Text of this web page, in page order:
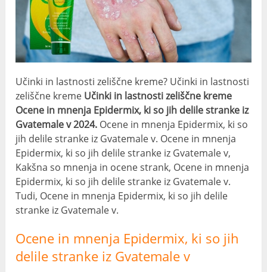
Učinki in lastnosti zeliščne kreme? Učinki in lastnosti
zeliščne kreme Učinki in lastnosti zeliščne kreme
Ocene in mnenja Epidermix, ki so jih delile stranke iz
Gvatemale v 2024. Ocene in mnenja Epidermix, ki so
jih delile stranke iz Gvatemale v. Ocene in mnenja
Epidermix, ki so jih delile stranke iz Gvatemale v,
Kakšna so mnenja in ocene strank, Ocene in mnenja
Epidermix, ki so jih delile stranke iz Gvatemale v.
Tudi, Ocene in mnenja Epidermix, ki so jih delile
stranke iz Gvatemale v.
Ocene in mnenja Epidermix, ki so jih
delile stranke iz Gvatemale v